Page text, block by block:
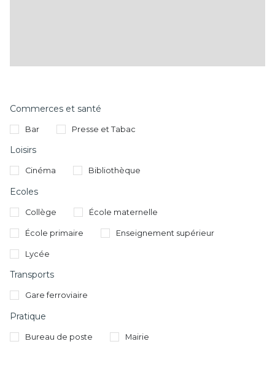
Commerces et santé
Bar Presse et Tabac
Loisirs
Cinéma Bibliothèque
Ecoles
Collège École maternelle
École primaire Enseignement supérieur
Lycée
Transports
Gare ferroviaire
Pratique
Bureau de poste Mairie